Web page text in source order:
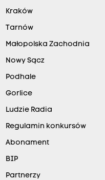
Kraków
Tarnów
Małopolska Zachodnia
Nowy Sącz
Podhale
Gorlice
Ludzie Radia
Regulamin konkursów
Abonament
BIP
Partnerzy